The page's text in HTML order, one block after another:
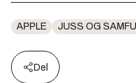
APPLE JUSS OG
Del